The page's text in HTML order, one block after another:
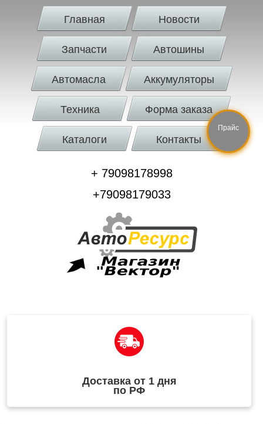
Главная Новости
Запчасти Автошины
Автомасла Аккумуляторы
Техника Форма заказа
Каталоги Контакты
+ 79098178998
+79098179033
Доставка от 1 дня
по РФ
Прайс